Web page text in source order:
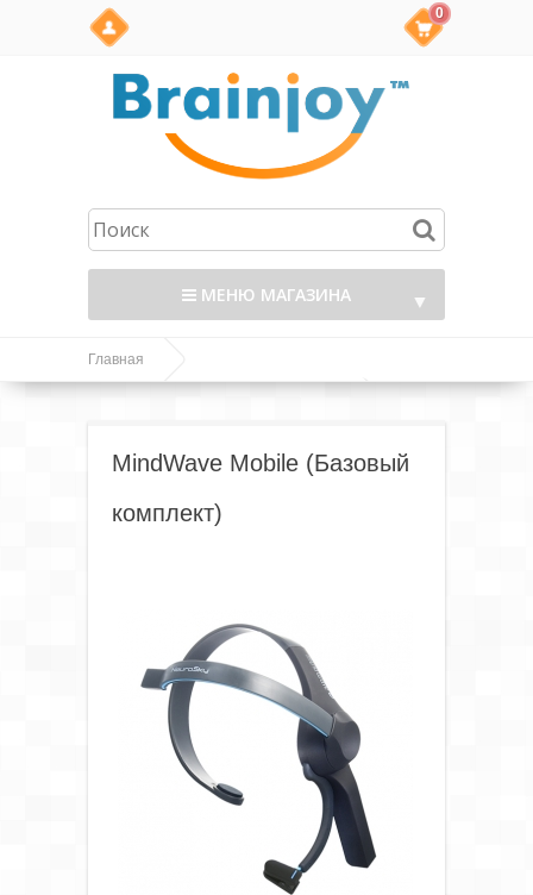
0
МЕНЮ МАГАЗИНА ▼
Главная
MindWave Mobile (Базовый
комплект)